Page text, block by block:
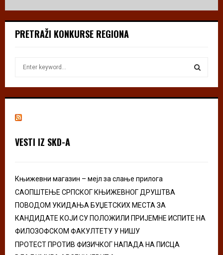
PRETRAŽI KONKURSE REGIONA
h
r
S
VESTI IZ SKD-A
Књижевни магазин – мејл за слање прилога
САОПШТЕЊЕ СРПСКОГ КЊИЖЕВНОГ ДРУШТВА
ПОВОДОМ УКИДАЊА БУЏЕТСКИХ МЕСТА ЗА
КАНДИДАТЕ КОЈИ СУ ПОЛОЖИЛИ ПРИЈЕМНЕ ИСПИТЕ НА
ФИЛОЗОФСКОМ ФАКУЛТЕТУ У НИШУ
ПРОТЕСТ ПРОТИВ ФИЗИЧКОГ НАПАДА НА ПИСЦА